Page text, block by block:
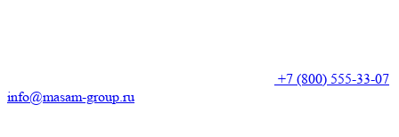
+7 (800) 555-33-07
info@masam-group.ru